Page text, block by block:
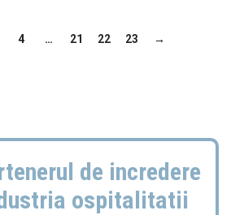
4 … 21 22 23 →
de incredere
ospitalitatii